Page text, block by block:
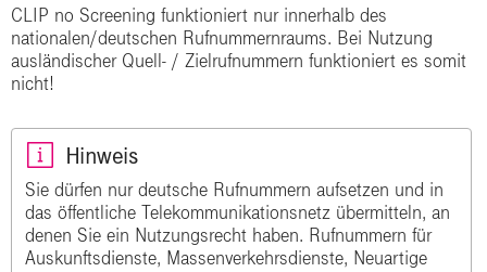
CLIP no Screening funktioniert nur innerhalb des
nationalen/deutschen Rufnummernraums. Bei Nutzung
ausländischer Quell- / Zielrufnummern funktioniert es somit
nicht!
Hinweis
Sie dürfen nur deutsche Rufnummern aufsetzen und in
das öffentliche Telekommunikationsnetz übermitteln, an
denen Sie ein Nutzungsrecht haben. Rufnummern für
Auskunftsdienste, Massenverkehrsdienste, Neuartige